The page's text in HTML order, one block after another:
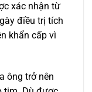
xác nhận từ
điều trị tích
khẩn cấp vì
ông trở nên